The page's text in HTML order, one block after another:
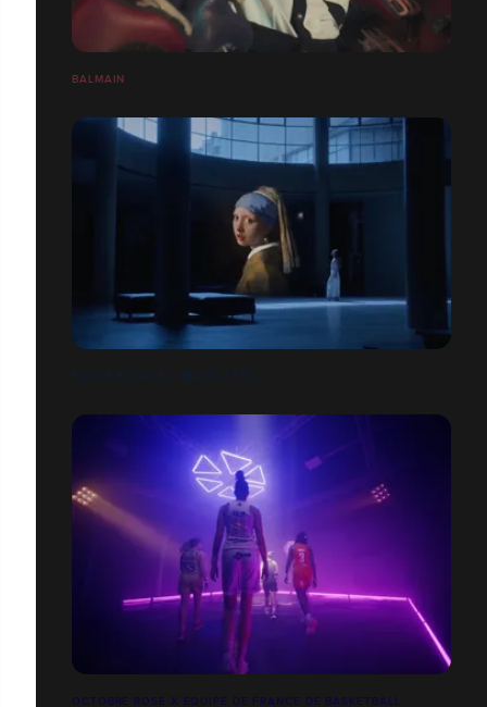
BALMAIN
FUGUE FUGACE - BEAUX ARTS
OCTOBRE ROSE X EQUIPE DE FRANCE DE BASKETBALL